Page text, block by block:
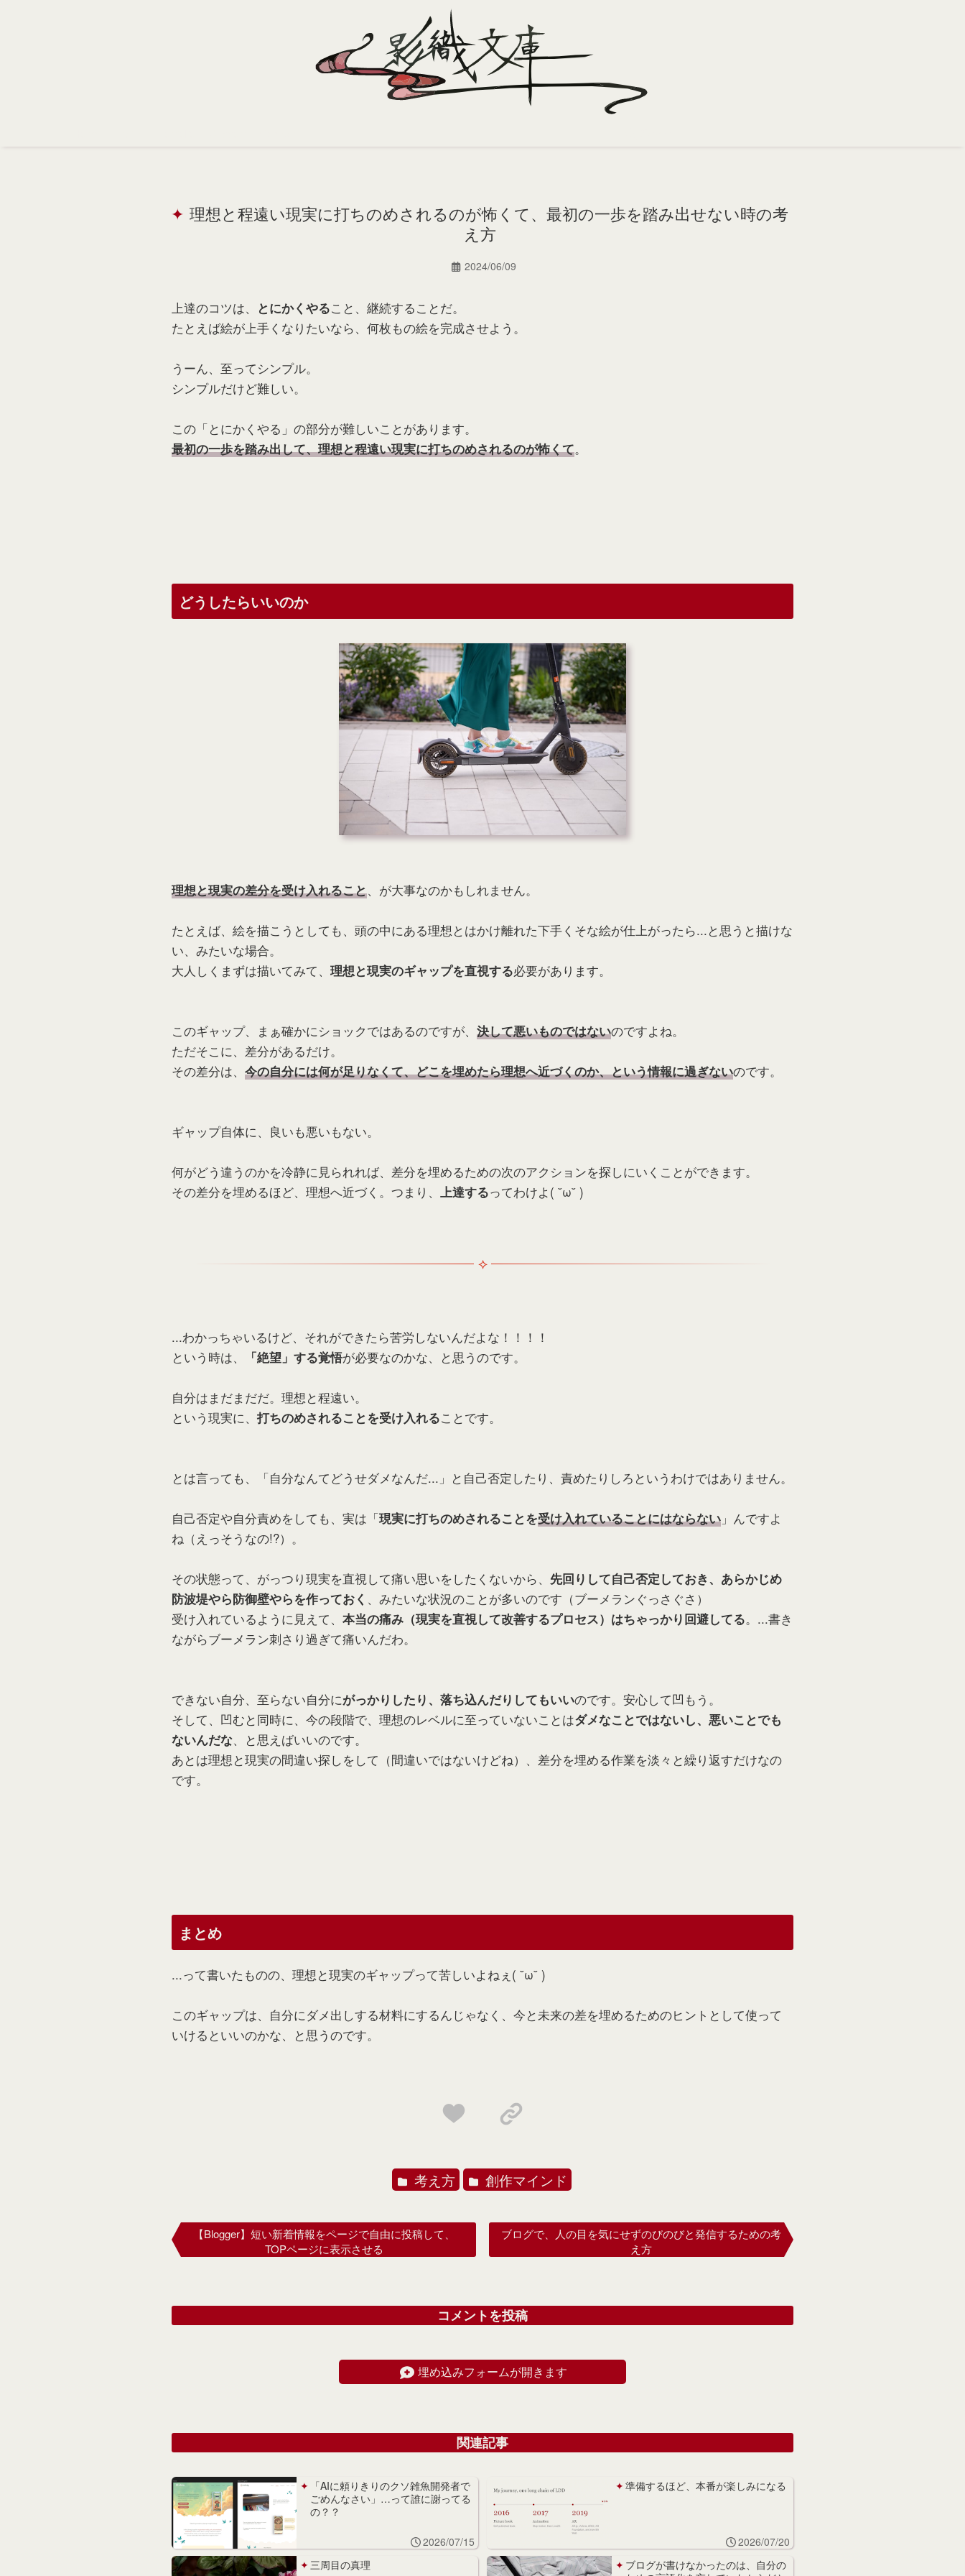
理想と程遠い現実に打ちのめされるのが怖くて、最初の一歩を踏み出せない時の考
え方
2024/06/09
上達のコツは、 とにかくやること、継続することだ。
たとえば絵が上手くなりたいなら、何枚もの絵を完成させよう。
うーん、至ってシンプル。
シンプルだけど難しい。
この「とにかくやる」の部分が難しいことがあります。
最初の一歩を踏み出して、理想と程遠い現実に打ちのめされるのが怖くて。
どうしたらいいのか
理想と現実の差分を受け入れること、が大事なのかもしれません。
たとえば、絵を描こうとしても、頭の中にある理想とはかけ離れた下手くそな絵が仕上がったら...と思うと描けな
い、みたいな場合。
大人しくまずは描いてみて、 理想と現実のギャップを直視する必要があります。
このギャップ、まぁ確かにショックではあるのですが、 決して悪いものではないのですよね。
ただそこに、差分があるだけ。
その差分は、 今の自分には何が足りなくて、どこを埋めたら理想へ近づくのか、という情報に過ぎないのです。
ギャップ自体に、良いも悪いもない。
何がどう違うのかを冷静に見られれば、差分を埋めるための次のアクションを探しにいくことができます。
その差分を埋めるほど、理想へ近づく。つまり、 上達するってわけよ( ˘ω˘ )
...わかっちゃいるけど、それができたら苦労しないんだよな！！！！
という時は、
「絶望」する覚悟が必要なのかな、と思うのです。
自分はまだまだだ。理想と程遠い。
という現実に、 打ちのめされることを受け入れることです。
とは言っても、「自分なんてどうせダメなんだ...」と自己否定したり、責めたりしろというわけではありません。
自己否定や自分責めをしても、実は「現実に打ちのめされることを受け入れていることにはならない 」んですよ
ね（えっそうなの!?）。
その状態って、がっつり現実を直視して痛い思いをしたくないから、 先回りして自己否定しておき、あらかじめ
防波堤やら防御壁やらを作っておく 、みたいな状況のことが多いのです（ブーメランぐっさぐさ）
受け入れているように見えて、 本当の痛み（現実を直視して改善するプロセス）はちゃっかり回避してる。...書き
ながらブーメラン刺さり過ぎて痛いんだわ。
できない自分、至らない自分にがっかりしたり、落ち込んだりしてもいいのです。安心して凹もう。
そして、凹むと同時に、今の段階で、理想のレベルに至っていないことはダメなことではないし、悪いことでも
ないんだな、と思えばいいのです。
あとは理想と現実の間違い探しをして（間違いではないけどね）、差分を埋める作業を淡々と繰り返すだけなの
です。
まとめ
...って書いたものの、理想と現実のギャップって苦しいよねぇ( ˘ω˘ )
このギャップは、自分にダメ出しする材料にするんじゃなく、今と未来の差を埋めるためのヒントとして使って
いけるといいのかな、と思うのです。
考え方 創作マインド
【Blogger】短い新着情報をページで自由に投稿して、
TOPページに表示させる
ブログで、人の目を気にせずのびのびと発信するための考
え方
コメントを投稿
埋め込みフォームが開きます
関連記事
「AIに頼りきりのクソ雑魚開発者で
ごめんなさい」…って誰に謝ってる
の？？
2026/07/15
準備するほど、本番が楽しみになる
2026/07/20
三周目の真理
ブログが書けなかったのは、自分の